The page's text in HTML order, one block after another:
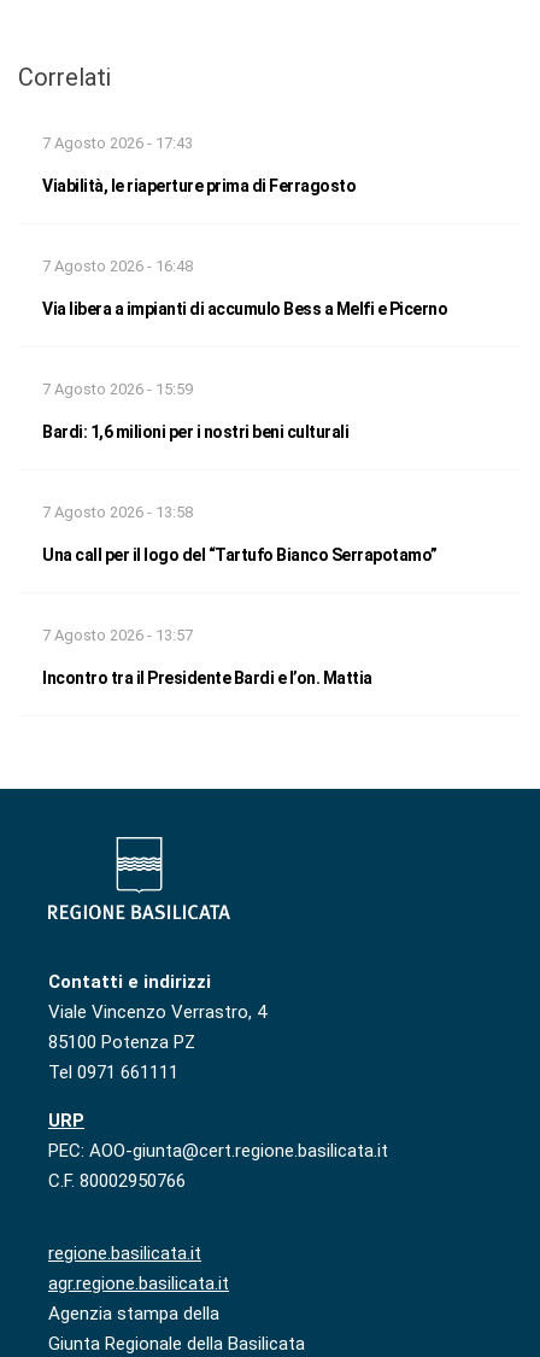
Correlati
7 Agosto 2026 - 17:43
Viabilità, le riaperture prima di Ferragosto
7 Agosto 2026 - 16:48
Via libera a impianti di accumulo Bess a Melfi e Picerno
7 Agosto 2026 - 15:59
Bardi: 1,6 milioni per i nostri beni culturali
7 Agosto 2026 - 13:58
Una call per il logo del “Tartufo Bianco Serrapotamo”
7 Agosto 2026 - 13:57
Incontro tra il Presidente Bardi e l’on. Mattia
Contatti e indirizzi
Viale Vincenzo Verrastro, 4
85100 Potenza PZ
Tel 0971 661111
URP
PEC: AOO-giunta@cert.regione.basilicata.it
C.F. 80002950766
regione.basilicata.it
agr.regione.basilicata.it
Agenzia stampa della
Giunta Regionale della Basilicata